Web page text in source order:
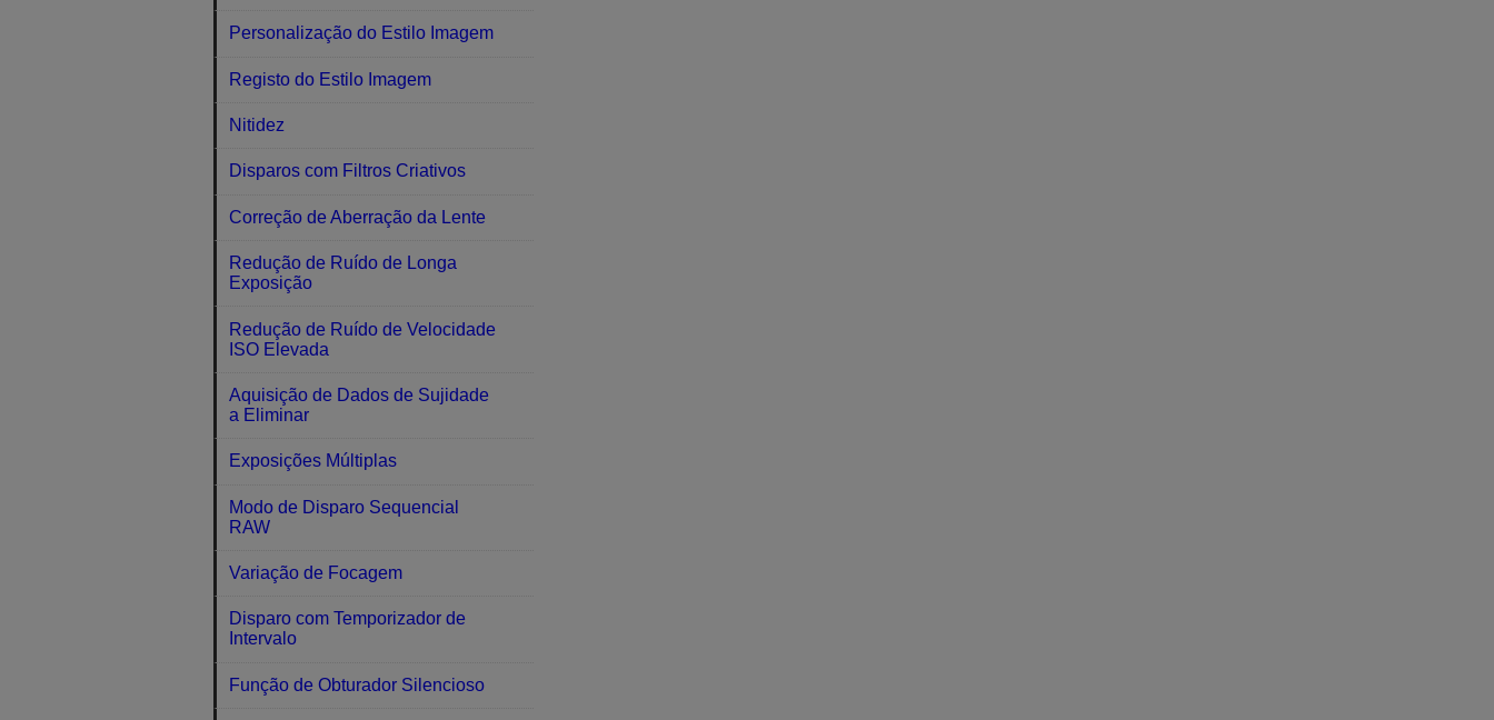
Personalização do Estilo Imagem
Registo do Estilo Imagem
Nitidez
Disparos com Filtros Criativos
Correção de Aberração da Lente
Redução de Ruído de Longa
Exposição
Redução de Ruído de Velocidade
ISO Elevada
Aquisição de Dados de Sujidade
a Eliminar
Exposições Múltiplas
Modo de Disparo Sequencial
RAW
Variação de Focagem
Disparo com Temporizador de
Intervalo
Função de Obturador Silencioso